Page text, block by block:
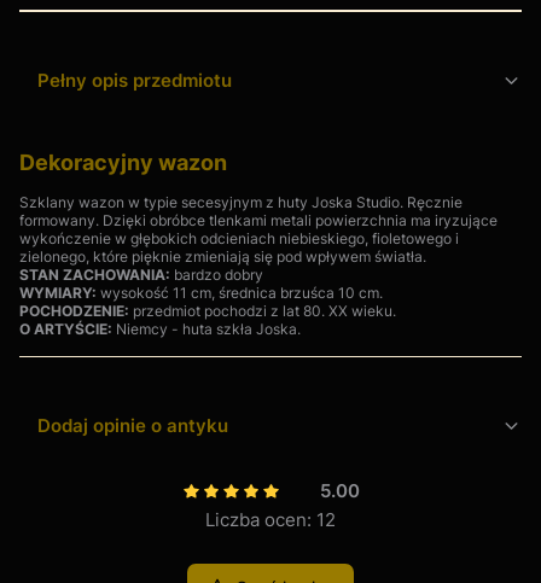
Pełny opis przedmiotu
Dekoracyjny wazon
Szklany wazon w typie secesyjnym z huty Joska Studio. Ręcznie
formowany. Dzięki obróbce tlenkami metali powierzchnia ma iryzujące
wykończenie w głębokich odcieniach niebieskiego, fioletowego i
zielonego, które pięknie zmieniają się pod wpływem światła.
STAN ZACHOWANIA: bardzo dobry
WYMIARY: wysokość 11 cm, średnica brzuśca 10 cm.
POCHODZENIE: przedmiot pochodzi z lat 80. XX wieku.
O ARTYŚCIE: Niemcy - huta szkła Joska.
Dodaj opinie o antyku
5.00
Liczba ocen: 12